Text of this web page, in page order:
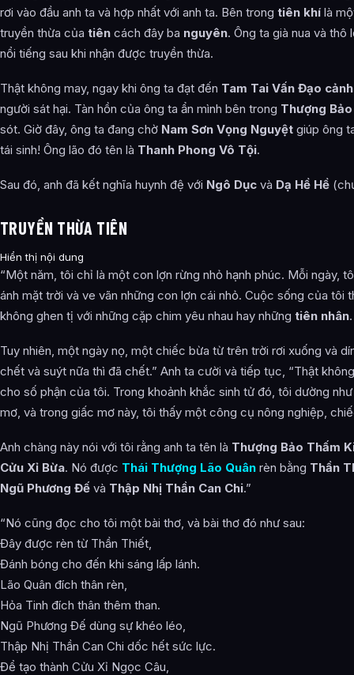
rơi vào đầu anh ta và hợp nhất với anh ta. Bên trong tiên khí là
truyền thừa của tiên cách đây ba nguyên. Ông ta già nua và
nổi tiếng sau khi nhận được truyền thừa.
Thật không may, ngay khi ông ta đạt đến Tam Tai Vấn Đạo cảnh
người sát hại. Tàn hồn của ông ta ẩn mình bên trong Thượng
sót. Giờ đây, ông ta đang chờ Nam Sơn Vọng Nguyệt giúp ông
tái sinh! Ông lão đó tên là Thanh Phong Vô Tội.
Sau đó, anh đã kết nghĩa huynh đệ với Ngô Dục và Dạ Hề Hề
TRUYỀN THỪA TIÊN
Hiển thị nội dung
“Một năm, tôi chỉ là một con lợn rừng nhỏ hạnh phúc. Mỗi ngày,
ánh mặt trời và ve vãn những con lợn cái nhỏ. Cuộc sống của tôi
không ghen tị với những cặp chim yêu nhau hay những tiên nhân.
Tuy nhiên, một ngày nọ, một chiếc bừa từ trên trời rơi xuống và
chết và suýt nữa thì đã chết.” Anh ta cười và tiếp tục, “Thật
cho số phận của tôi. Trong khoảnh khắc sinh tử đó, tôi dường
mơ, và trong giấc mơ này, tôi thấy một công cụ nông nghiệp,
Anh chàng này nói với tôi rằng anh ta tên là Thượng Bảo Thấm
Cửu Xỉ Bừa. Nó được Thái Thượng Lão Quân rèn bằng Thần
Ngũ Phương Đế và Thập Nhị Thần Can Chi.”
“Nó cũng đọc cho tôi một bài thơ, và bài thơ đó như sau:
Đây được rèn từ Thần Thiết,
Đánh bóng cho đến khi sáng lấp lánh.
Lão Quân đích thân rèn,
Hỏa Tinh đích thân thêm than.
Ngũ Phương Đế dùng sự khéo léo,
Thập Nhị Thần Can Chi dốc hết sức lực.
Để tạo thành Cửu Xỉ Ngọc Câu,